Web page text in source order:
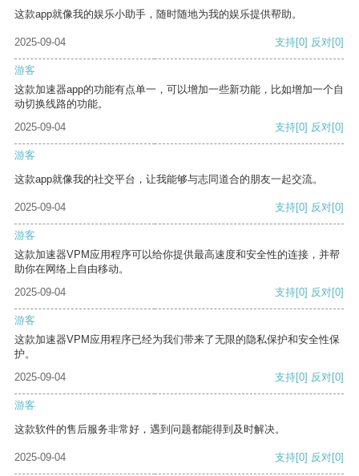
这款app就像我的娱乐小助手，随时随地为我的娱乐提供帮助。
2025-09-04 支持[0] 反对[0]
游客
这款加速器app的功能有点单一，可以增加一些新功能，比如增加一个自
动切换线路的功能。
2025-09-04
支持[0] 反对[0]
游客
这款app就像我的社交平台，让我能够与志同道合的朋友一起交流。
2025-09-04 支持[0] 反对[0]
游客
这款加速器VPM应用程序可以给你提供最高速度和安全性的连接，并帮
助你在网络上自由移动。
2025-09-04
支持[0] 反对[0]
游客
这款加速器VPM应用程序已经为我们带来了无限的隐私保护和安全性保
护。
2025-09-04
支持[0] 反对[0]
游客
这款软件的售后服务非常好，遇到问题都能得到及时解决。
2025-09-04 支持[0] 反对[0]